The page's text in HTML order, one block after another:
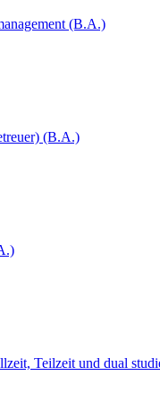
(B.A.)
(B.A.)
Teilzeit und dual